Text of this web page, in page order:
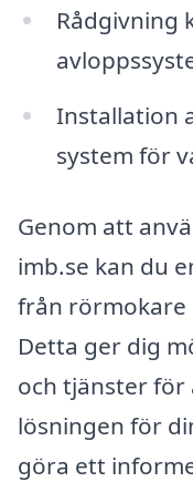
Rådgivning
Installation
system för
Genom att
imb.se kan du
från rörmokare
Detta ger dig
och tjänster
lösningen för
göra ett